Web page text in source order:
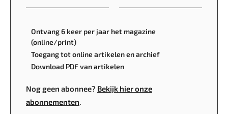
Ontvang 6 keer per jaar het magazine
(online/print)
Toegang tot online artikelen en archief
Download PDF van artikelen
Nog geen abonnee? Bekijk hier onze
abonnementen.